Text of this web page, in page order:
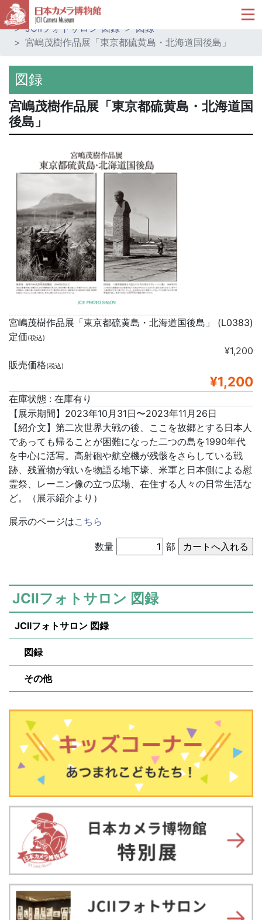
ホーム
ミュージアムショップ
JCIIフォトサロン 図録
図録
宮嶋茂樹作品展「東京都硫黄島・北海道国後島」
図録
宮嶋茂樹作品展「東京都硫黄島・北海道国
後島」
宮嶋茂樹作品展「東京都硫黄島・北海道国後島」 (L0383)
定価(税込)
¥1,200
販売価格(税込)
¥1,200
在庫状態 : 在庫有り
【展示期間】2023年10月31日〜2023年11月26日
【紹介文】第二次世界大戦の後、ここを故郷とする日本人
であっても帰ることが困難になった二つの島を1990年代
を中心に活写。高射砲や航空機が残骸をさらしている戦
跡、残置物が戦いを物語る地下壕、米軍と日本側による慰
霊祭、レーニン像の立つ広場、在住する人々の日常生活な
ど。（展示紹介より）
展示のページはこちら
数量 部
JCIIフォトサロン 図録
JCIIフォトサロン 図録
図録
その他